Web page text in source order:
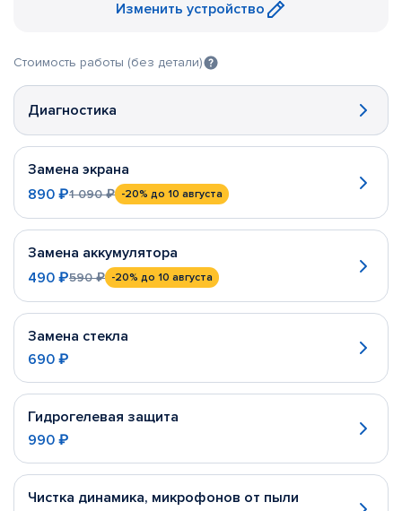
Изменить устройство
Стоимость работы (без детали)
Диагностика
Замена экрана
890 ₽1 090 ₽ -20% до 10 августа
Замена аккумулятора
490 ₽590 ₽ -20% до 10 августа
Замена стекла
690 ₽
Гидрогелевая защита
990 ₽
Чистка динамика, микрофонов от пыли